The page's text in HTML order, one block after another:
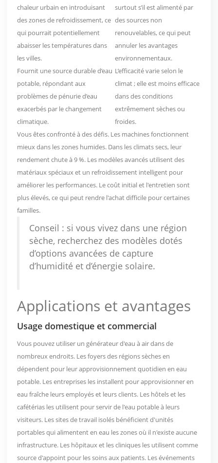
chaleur urbain en introduisant
des zones de refroidissement, ce
qui pourrait potentiellement
abaisser les températures dans
les villes.
surtout s’il est alimenté par
des sources non
renouvelables, ce qui peut
annuler les avantages
environnementaux.
Fournit une source durable d’eau
potable, répondant aux
problèmes de pénurie d’eau
exacerbés par le changement
climatique.
L’efficacité varie selon le
climat ; elle est moins efficace
dans des conditions
extrêmement sèches ou
froides.
Vous êtes confronté à des défis. Les machines fonctionnent
mieux dans les zones humides. Dans les climats secs, leur
rendement chute à 9 %. Les modèles avancés utilisent des
matériaux spéciaux et un refroidissement intelligent pour
améliorer les performances. Le coût initial et l'entretien sont
plus élevés, ce qui peut rendre l'achat difficile pour certaines
familles.
Conseil : si vous vivez dans une région
sèche, recherchez des modèles dotés
d’options avancées de capture
d’humidité et d’énergie solaire.
Applications et avantages
Usage domestique et commercial
Vous pouvez utiliser un générateur d'eau à air dans de
nombreux endroits. Les foyers des régions sèches en
dépendent pour leur approvisionnement quotidien en eau
potable. Les entreprises les installent pour approvisionner en
eau fraîche leurs employés et leurs clients. Les hôtels et les
cafétérias les utilisent pour servir de l'eau potable à leurs
visiteurs. Les sites de travail isolés bénéficient d'unités
portables qui alimentent en eau les zones où il n'existe aucune
infrastructure. Les hôpitaux et les cliniques les utilisent comme
source d'appoint pour les soins aux patients. Les événements